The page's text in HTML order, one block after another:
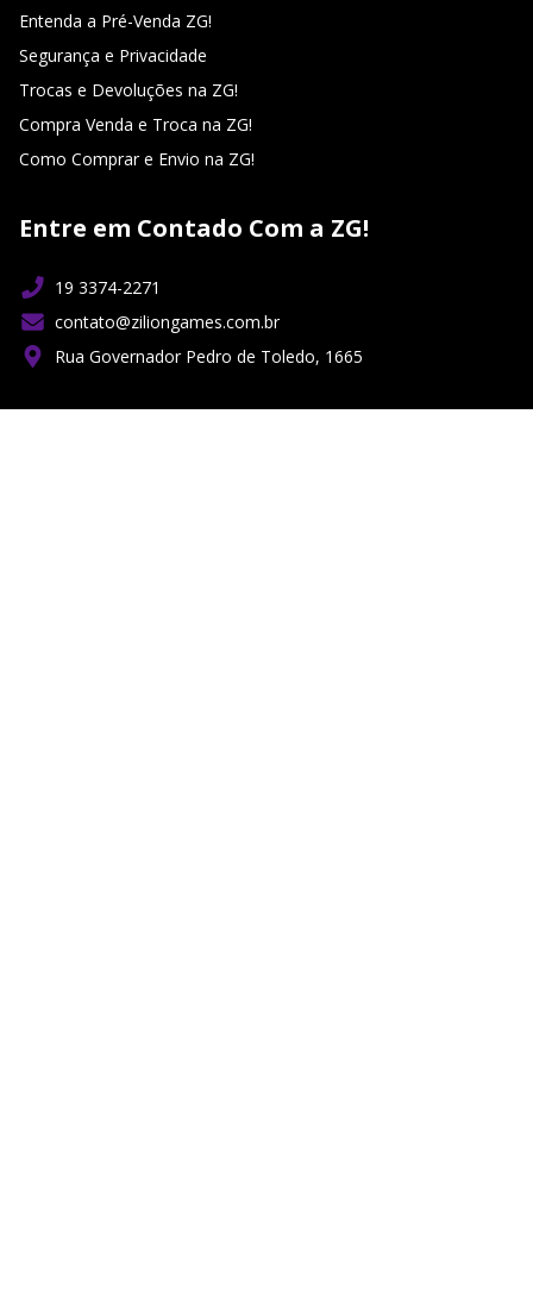
Entenda a Pré-Venda ZG!
Segurança e Privacidade
Trocas e Devoluções na ZG!
Compra Venda e Troca na ZG!
Como Comprar e Envio na ZG!
Entre em Contado Com a ZG!
19 3374-2271
contato@ziliongames.com.br
Rua Governador Pedro de Toledo, 1665